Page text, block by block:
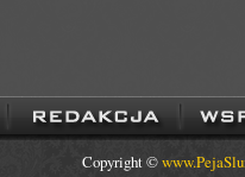
Copyright ©